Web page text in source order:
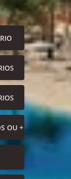
OU +